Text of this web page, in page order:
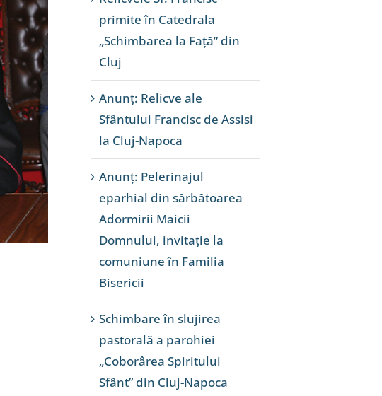
primite în Catedrala
„Schimbarea la Față” din
Cluj
Anunț: Relicve ale
Sfântului Francisc de Assisi
la Cluj-Napoca
Anunț: Pelerinajul
eparhial din sărbătoarea
Adormirii Maicii
Domnului, invitație la
comuniune în Familia
Bisericii
Schimbare în slujirea
pastorală a parohiei
„Coborârea Spiritului
Sfânt” din Cluj-Napoca